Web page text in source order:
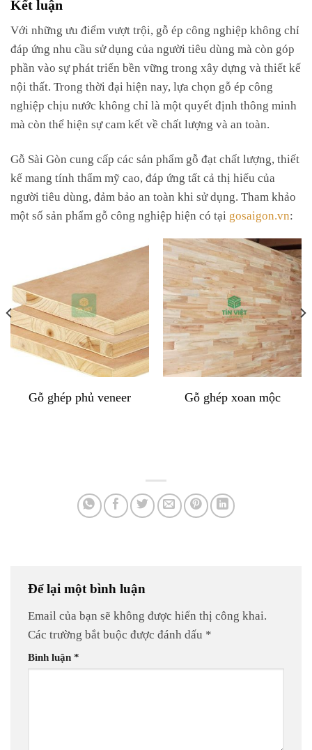
Kết luận
Với những ưu điểm vượt trội, gỗ ép công nghiệp không chỉ
đáp ứng nhu cầu sử dụng của người tiêu dùng mà còn góp
phần vào sự phát triển bền vững trong xây dựng và thiết kế
nội thất. Trong thời đại hiện nay, lựa chọn gỗ ép công
nghiệp chịu nước không chỉ là một quyết định thông minh
mà còn thể hiện sự cam kết về chất lượng và an toàn.
Gỗ Sài Gòn cung cấp các sản phẩm gỗ đạt chất lượng, thiết
kế mang tính thẩm mỹ cao, đáp ứng tất cả thị hiếu của
người tiêu dùng, đảm bảo an toàn khi sử dụng. Tham khảo
một số sản phẩm gỗ công nghiệp hiện có tại gosaigon.vn:
Gỗ ghép phủ veneer Gỗ ghép xoan mộc
Để lại một bình luận
Email của bạn sẽ không được hiển thị công khai.
Các trường bắt buộc được đánh dấu *
Bình luận *